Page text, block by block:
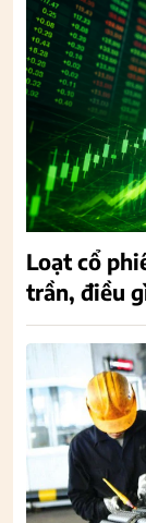
Loạt cổ
trần, điều